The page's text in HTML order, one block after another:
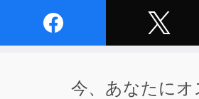
やっとのことで帰宅すると、丁度
今、あなたにオ